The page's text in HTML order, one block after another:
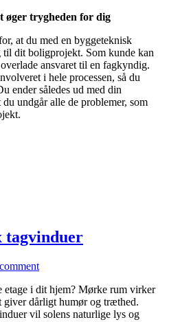
øger trygheden for dig
at du med en byggeteknisk
til dit boligprojekt. Som kunde kan
ansvaret til en fagkyndig.
i hele processen, så du
ender således ud med din
undgår alle de problemer, som
tagvinduer
etage i dit hjem? Mørke rum virker
dårligt humør og træthed.
vil solens naturlige lys og